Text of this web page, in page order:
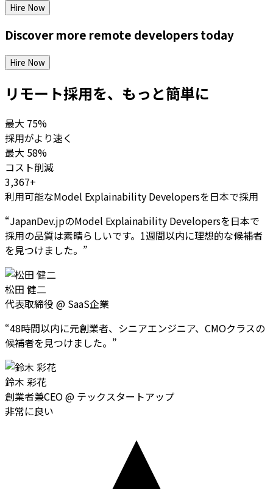
Hire Now
Discover more remote developerstoday
Hire Now
リモート採用を、もっと簡単に
最大 75%
採用がより速く
最大 58%
コスト削減
3,367+
利用可能なModel Explainability Developersを日本で採用
“JapanDev.jpのModel Explainability Developersを日本で
採用の品質は素晴らしいです。1週間以内に理想的な候補者
を見つけました。 ”
松田 健二
代表取締役 @ SaaS企業
“48時間以内に元創業者、シニアエンジニア、CMOクラスの
候補者を見つけました。 ”
鈴木 彩花
創業者兼CEO@ テックスタートアップ
非常に良い